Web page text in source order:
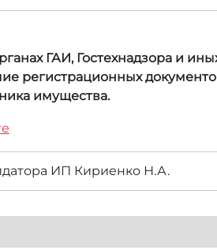
ГАИ, Гостехнадзора и
регистрационных
имущества.
ИП Кириенко Н.А.